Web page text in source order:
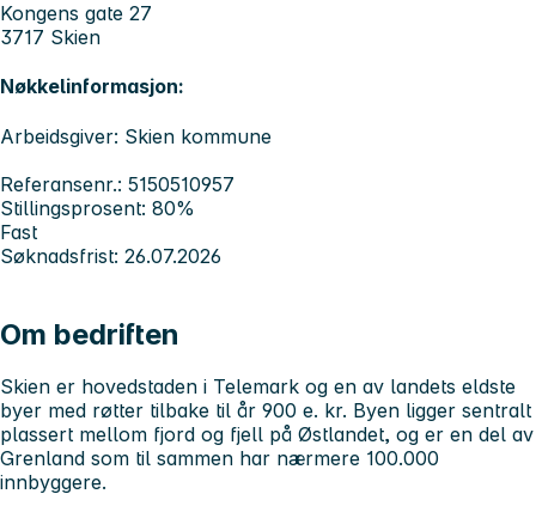
Kongens gate 27
3717 Skien
Nøkkelinformasjon:
Arbeidsgiver: Skien kommune
Referansenr.: 5150510957
Stillingsprosent: 80%
Fast
Søknadsfrist: 26.07.2026
Om bedriften
Skien er hovedstaden i Telemark og en av landets eldste
byer med røtter tilbake til år 900 e. kr. Byen ligger sentralt
plassert mellom fjord og fjell på Østlandet, og er en del av
Grenland som til sammen har nærmere 100.000
innbyggere.